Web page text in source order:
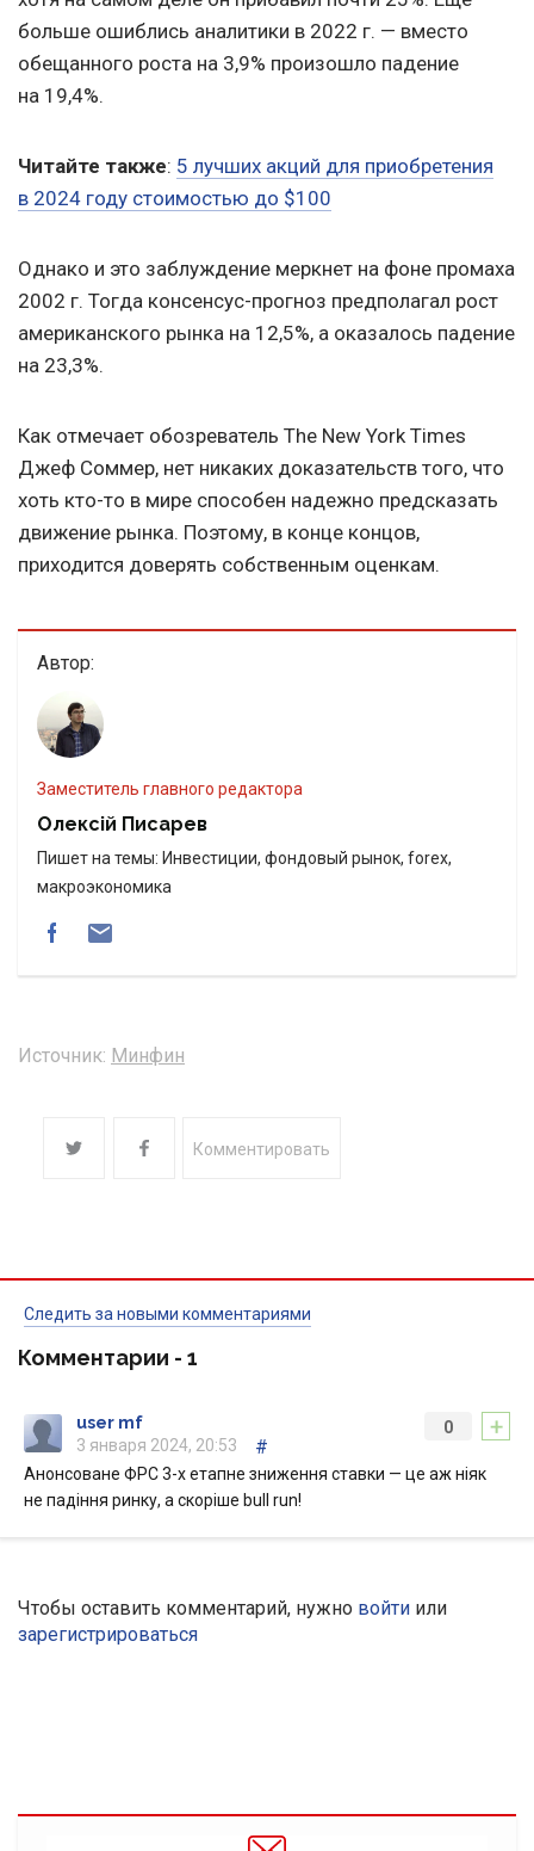
больше ошиблись аналитики в 2022 г. — вместо
обещанного роста на 3,9% произошло падение
на 19,4%.
Читайте также: 5 лучших акций для приобретения
в 2024 году стоимостью до $100
Однако и это заблуждение меркнет на фоне промаха
2002 г. Тогда консенсус-прогноз предполагал рост
американского рынка на 12,5%, а оказалось падение
на 23,3%.
Как отмечает обозреватель The New York Times
Джеф Соммер, нет никаких доказательств того, что
хоть кто-то в мире способен надежно предсказать
движение рынка. Поэтому, в конце концов,
приходится доверять собственным оценкам.
Автор:
Заместитель главного редактора
Олексій Писарев
Пишет на темы: Инвестиции, фондовый рынок, forex,
макроэкономика
Источник: Минфин
Комментировать
Следить за новыми комментариями
Комментарии - 1
+
0
user mf
3 января 2024, 20:53
#
Анонсоване ФРС 3-х етапне зниження ставки — це аж ніяк
не падіння ринку, а скоріше bull run!
Чтобы оставить комментарий, нужно войти или
зарегистрироваться